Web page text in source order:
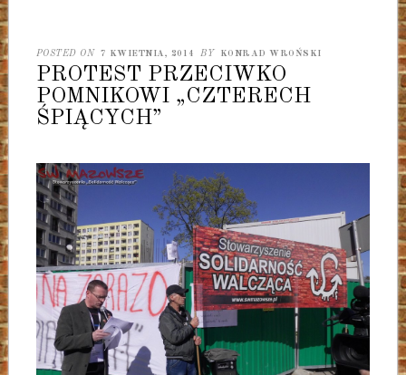
POSTED ON 7 KWIETNIA, 2014 BY KONRAD WROŃSKI
PROTEST PRZECIWKO
POMNIKOWI „CZTERECH
ŚPIĄCYCH”